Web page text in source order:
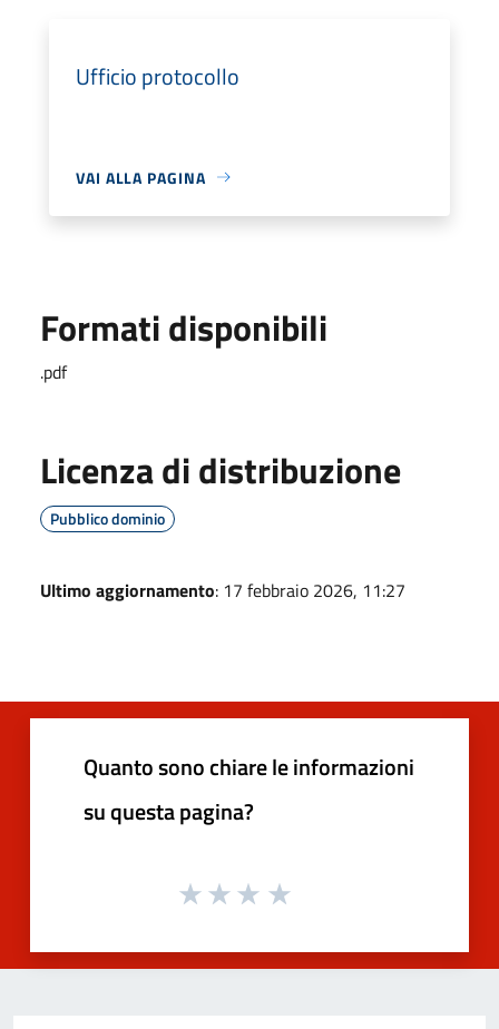
Ufficio protocollo
VAI ALLA PAGINA
Formati disponibili
.pdf
Licenza di distribuzione
Pubblico dominio
Ultimo aggiornamento: 17 febbraio 2026, 11:27
Quanto sono chiare le informazioni
su questa pagina?